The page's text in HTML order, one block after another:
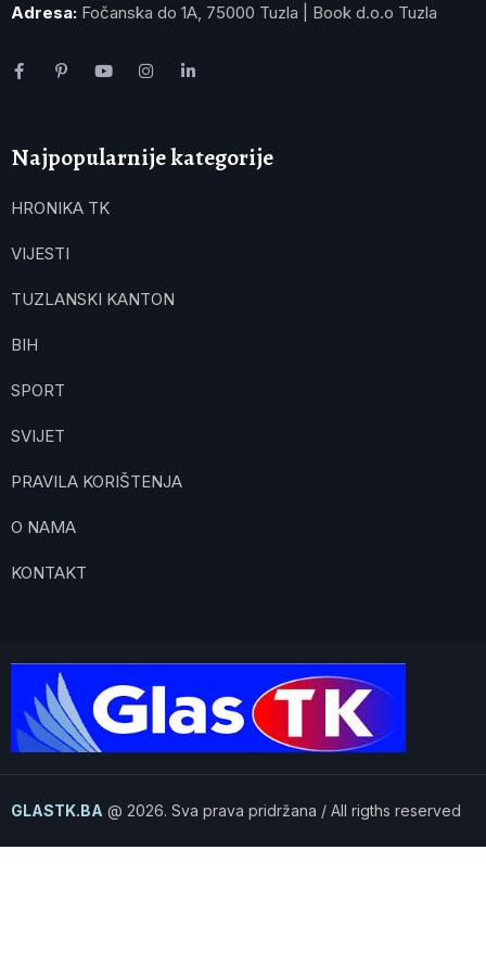
Adresa: Fočanska do 1A, 75000 Tuzla | Book d.o.o Tuzla
Najpopularnije kategorije
HRONIKA TK
VIJESTI
TUZLANSKI KANTON
BIH
SPORT
SVIJET
PRAVILA KORIŠTENJA
O NAMA
KONTAKT
GLASTK.BA @ 2026. Sva prava pridržana / All rigths reserved